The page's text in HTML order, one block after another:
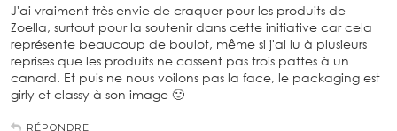
J'ai vraiment très envie de craquer pour les produits de
Zoella, surtout pour la soutenir dans cette initiative car cela
représente beaucoup de boulot, même si j'ai lu à plusieurs
reprises que les produits ne cassent pas trois pattes à un
canard. Et puis ne nous voilons pas la face, le packaging est
girly et classy à son image 🙂
RÉPONDRE